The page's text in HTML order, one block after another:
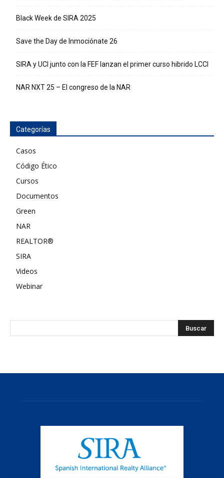
Black Week de SIRA 2025
Save the Day de Inmociónate 26
SIRA y UCI junto con la FEF lanzan el primer curso hibrido LCCI
NAR NXT 25 – El congreso de la NAR
Categorías
Casos
Código Ético
Cursos
Documentos
Green
NAR
REALTOR®
SIRA
Videos
Webinar